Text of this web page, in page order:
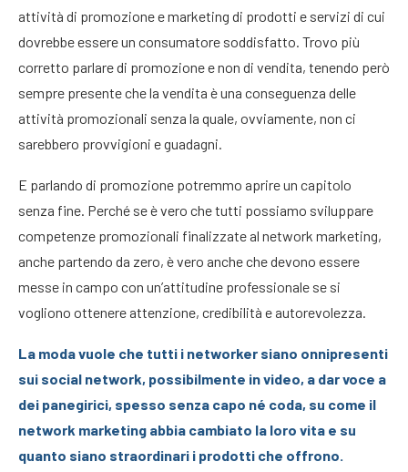
attività di promozione e marketing di prodotti e servizi di cui
dovrebbe essere un consumatore soddisfatto. Trovo più
corretto parlare di promozione e non di vendita, tenendo però
sempre presente che la vendita è una conseguenza delle
attività promozionali senza la quale, ovviamente, non ci
sarebbero provvigioni e guadagni.
E parlando di promozione potremmo aprire un capitolo
senza fine. Perché se è vero che tutti possiamo sviluppare
competenze promozionali finalizzate al network marketing,
anche partendo da zero, è vero anche che devono essere
messe in campo con un’attitudine professionale se si
vogliono ottenere attenzione, credibilità e autorevolezza.
La moda vuole che tutti i networker siano onnipresenti
sui social network, possibilmente in video, a dar voce a
dei panegirici, spesso senza capo né coda, su come il
network marketing abbia cambiato la loro vita e su
quanto siano straordinari i prodotti che offrono.